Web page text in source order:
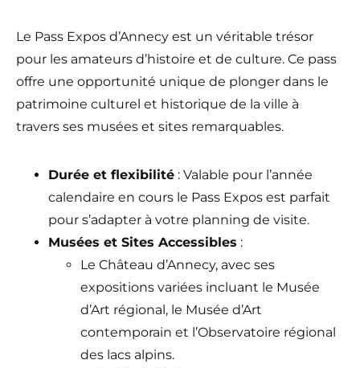
Le Pass Expos d’Annecy est un véritable trésor
pour les amateurs d’histoire et de culture. Ce pass
offre une opportunité unique de plonger dans le
patrimoine culturel et historique de la ville à
travers ses musées et sites remarquables.
Durée et flexibilité : Valable pour l’année
calendaire en cours le Pass Expos est parfait
pour s’adapter à votre planning de visite.
Musées et Sites Accessibles :
Le Château d’Annecy, avec ses
expositions variées incluant le Musée
d’Art régional, le Musée d’Art
contemporain et l’Observatoire régional
des lacs alpins​​.